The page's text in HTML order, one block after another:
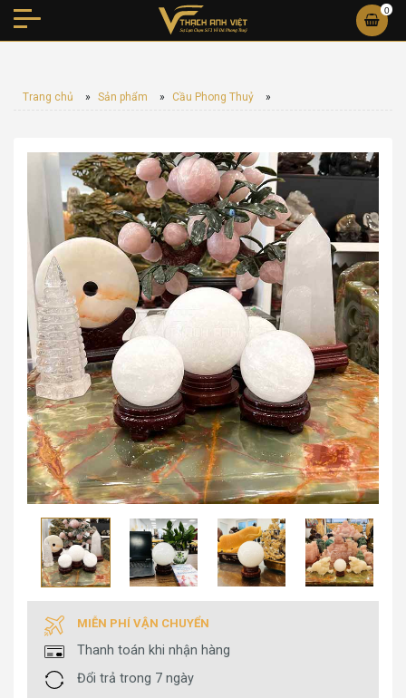
0
Trang chủ » Sản phẩm » Cầu Phong Thuỷ »
MIỄN PHÍ VẬN CHUYỂN
Thanh toán khi nhận hàng
Đổi trả trong 7 ngày